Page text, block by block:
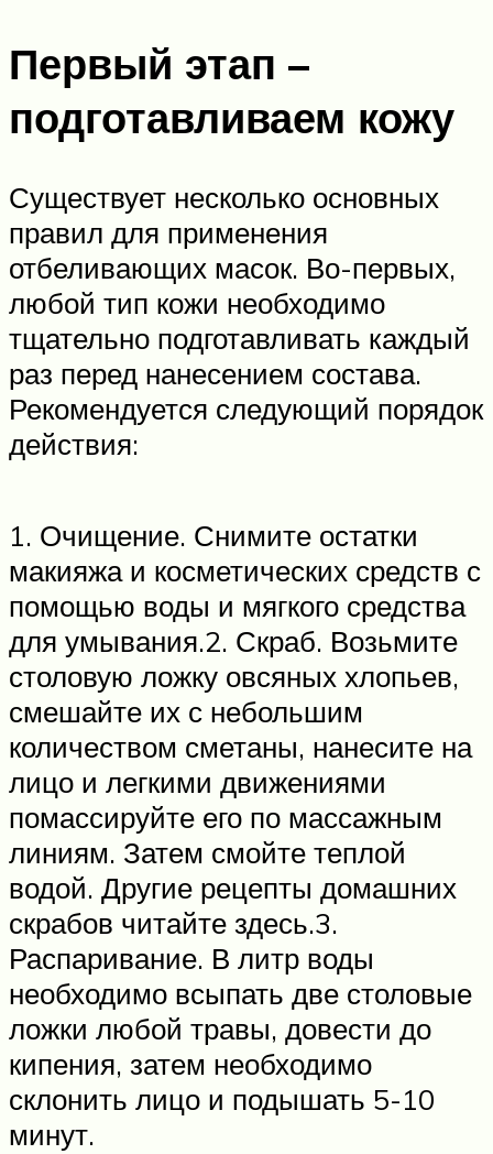
Первый этап –
подготавливаем кожу
Существует несколько основных
правил для применения
отбеливающих масок. Во-первых,
любой тип кожи необходимо
тщательно подготавливать каждый
раз перед нанесением состава.
Рекомендуется следующий порядок
действия:
1. Очищение. Снимите остатки
макияжа и косметических средств с
помощью воды и мягкого средства
для умывания.2. Скраб. Возьмите
столовую ложку овсяных хлопьев,
смешайте их с небольшим
количеством сметаны, нанесите на
лицо и легкими движениями
помассируйте его по массажным
линиям. Затем смойте теплой
водой. Другие рецепты домашних
скрабов читайте здесь.3.
Распаривание. В литр воды
необходимо всыпать две столовые
ложки любой травы, довести до
кипения, затем необходимо
склонить лицо и подышать 5-10
минут.